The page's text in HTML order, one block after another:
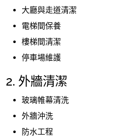
大廳與走道清潔
電梯間保養
樓梯間清潔
停車場維護
2. 外牆清潔
玻璃帷幕清洗
外牆沖洗
防水工程